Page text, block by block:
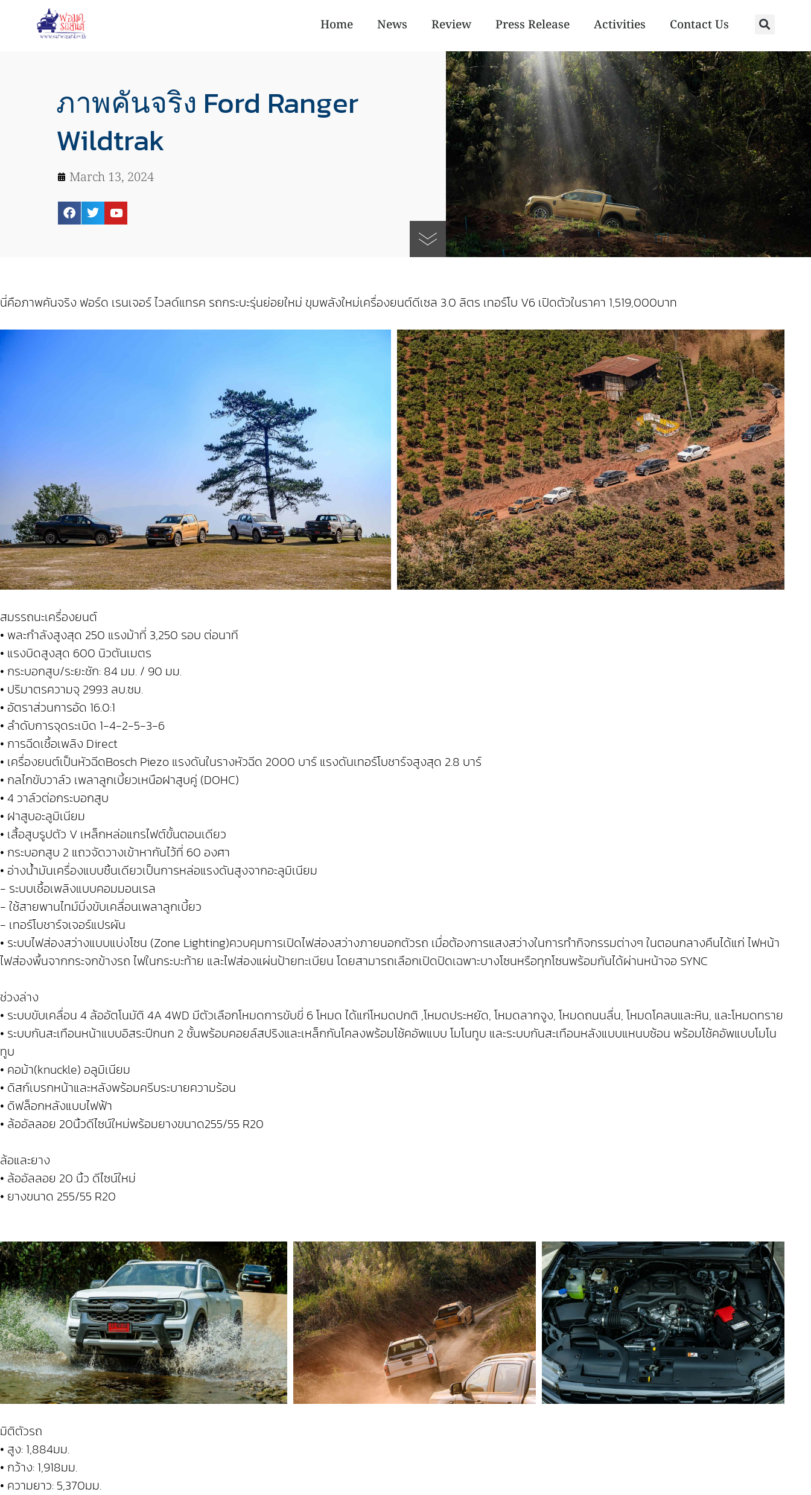
Home News Review Press Release Activities Contact Us
ภาพคันจริง Ford Ranger
Wildtrak
March 13, 2024
นี่คือภาพคันจริง ฟอร์ด เรนเจอร์ ไวลด์แทรค รถกระบะรุ่นย่อยใหม่ ขุมพลังใหม่เครื่องยนต์ดีเซล 3.0 ลิตร เทอร์โบ V6 เปิดตัวในราคา 1,519,000บาท
สมรรถนะเครื่องยนต์
• พละกำลังสูงสุด 250 แรงม้าที่ 3,250 รอบ ต่อนาที
• แรงบิดสูงสุด 600 นิวตันเมตร
• กระบอกสูบ/ระยะชัก: 84 มม. / 90 มม.
• ปริมาตรความจุ 2993 ลบ.ซม.
• อัตราส่วนการอัด 16.0:1
• ลำดับการจุดระเบิด 1-4-2-5-3-6
• การฉีดเชื้อเพลิง Direct
• เครื่องยนต์เป็นหัวฉีดBosch Piezo แรงดันในรางหัวฉีด 2000 บาร์ แรงดันเทอร์โบชาร์จสูงสุด 2.8 บาร์
• กลไกขับวาล์ว เพลาลูกเบี้ยวเหนือฝาสูบคู่ (DOHC)
• 4 วาล์วต่อกระบอกสูบ
• ฝาสูบอะลูมิเนียม
• เสื้อสูบรูปตัว V เหล็กหล่อแกรไฟต์ขั้นตอนเดียว
• กระบอกสูบ 2 แถวจัดวางเข้าหากันไว้ที่ 60 องศา
• อ่างนํ้ามันเครื่องแบบชิ้นเดียวเป็นการหล่อแรงดันสูงจากอะลูมิเนียม
- ระบบเชื้อเพลิงแบบคอมมอนเรล
- ใช้สายพานไทม์มิ่งขับเคลื่อนเพลาลูกเบี้ยว
- เทอร์โบชาร์จเจอร์แปรผัน
• ระบบไฟส่องสว่างแบบแบ่งโซน (Zone Lighting)ควบคุมการเปิดไฟส่องสว่างภายนอกตัวรถ เมื่อต้องการแสงสว่างในการทำกิจกรรมต่างๆ ในตอนกลางคืนได้แก่ ไฟหน้า
ไฟส่องพื้นจากกระจกข้างรถ ไฟในกระบะท้าย และไฟส่องแผ่นป้ายทะเบียน โดยสามารถเลือกเปิดปิดเฉพาะบางโซนหรือทุกโซนพร้อมกันได้ผ่านหน้าจอ SYNC
ช่วงล่าง
• ระบบขับเคลื่อน 4 ล้ออัตโนมัติ 4A 4WD มีตัวเลือกโหมดการขับขี่ 6 โหมด ได้แก่โหมดปกติ ,โหมดประหยัด, โหมดลากจูง, โหมดถนนลื่น, โหมดโคลนและหิน, และโหมดทราย
• ระบบกันสะเทือนหน้าแบบอิสระปีกนก 2 ชั้นพร้อมคอยล์สปริงและเหล็กกันโคลงพร้อมโช้คอัพแบบ โมโนทูบ และระบบกันสะเทือนหลังแบบแหนบซ้อน พร้อมโช้คอัพแบบโมโน
ทูบ
• คอม้า(knuckle) อลูมิเนียม
• ดิสก์เบรกหน้าและหลังพร้อมครีบระบายความร้อน
• ดิฟล็อกหลังแบบไฟฟ้า
• ล้ออัลลอย 20นิ้วดีไซน์ใหม่พร้อมยางขนาด255/55 R20
ล้อและยาง
• ล้ออัลลอย 20 นิ้ว ดีไซน์ใหม่
• ยางขนาด 255/55 R20
มิติตัวรถ
• สูง: 1,884มม.
• กว้าง: 1,918มม.
• ความยาว: 5,370มม.